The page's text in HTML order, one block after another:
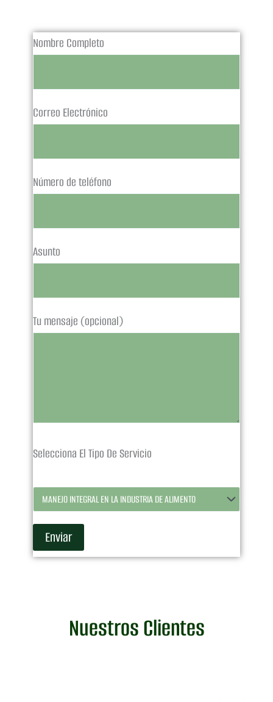
Nombre Completo
Correo Electrónico
Número de teléfono
Asunto
Tu mensaje (opcional)
Selecciona El Tipo De Servicio
Nuestros Clientes